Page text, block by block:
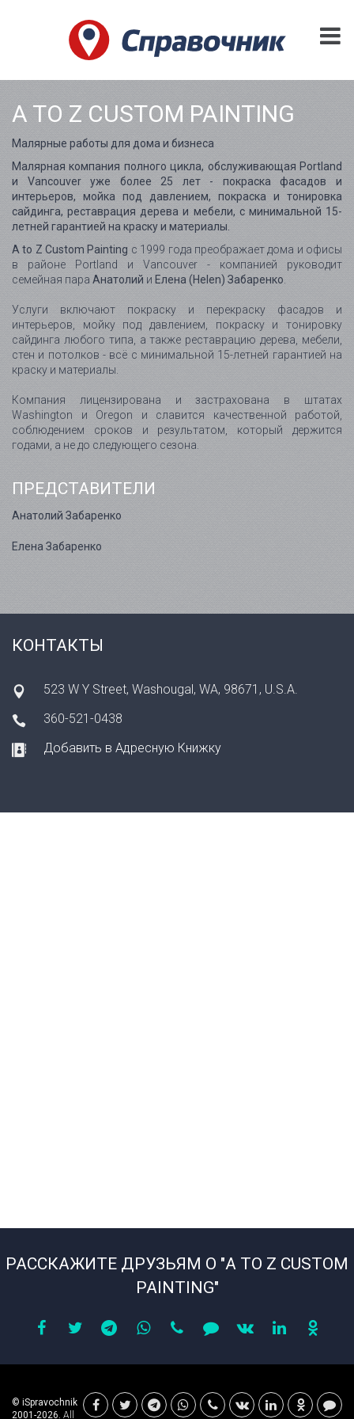
A TO Z CUSTOM PAINTING
Малярные работы для дома и бизнеса
Малярная компания полного цикла, обслуживающая Portland
и Vancouver уже более 25 лет - покраска фасадов и
интерьеров, мойка под давлением, покраска и тонировка
сайдинга, реставрация дерева и мебели, с минимальной 15-
летней гарантией на краску и материалы.
A to Z Custom Painting с 1999 года преображает дома и офисы
в районе Portland и Vancouver - компанией руководит
семейная пара Анатолий и Елена (Helen) Забаренко
Услуги включают покраску и перекраску фасадов и
интерьеров, мойку под давлением, покраску и тонировку
сайдинга любого типа, а также реставрацию дерева, мебели,
стен и потолков - всё с минимальной 15-летней гарантией на
краску и материалы.
Компания лицензирована и застрахована в штатах
Washington и Oregon и славится качественной работой,
соблюдением сроков и результатом, который держится
годами, а не до следующего сезона.
ПРЕДСТАВИТЕЛИ
Анатолий Забаренко
Елена Забаренко
КОНТАКТЫ
523 W Y Street, Washougal, WA, 98671, U.S.A.
360-521-0438
Добавить в Адресную Книжку
РАССКАЖИТЕ ДРУЗЬЯМ О "A TO Z CUSTOM
PAINTING"
© iSpravochnik
2001-2026. All